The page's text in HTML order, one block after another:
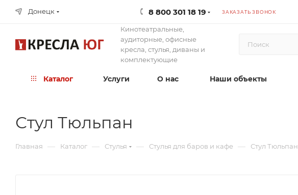
Донецк 8 800 301 18 19 ЗАКАЗАТЬ ЗВОНОК
Кинотеатральные,
аудиторные, офисные
кресла, стулья, диваны и
комплектующие
Каталог Услуги О нас Наши объекты
Стул Тюльпан
Главная — Каталог — Стулья — Стулья для баров и кафе — Стул Тюльпан